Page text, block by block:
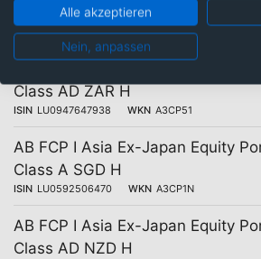
Class C
ISIN LU0469270366 WKN A0YGJX
Class AD ZAR H
ISIN LU0947647938 WKN A3CP51
AB FCP I Asia Ex-Japan Equity
Class A SGD H
ISIN LU0592506470 WKN A3CP1N
AB FCP I Asia Ex-Japan Equity
Class AD NZD H
Alle akzeptieren
Nein, anpassen